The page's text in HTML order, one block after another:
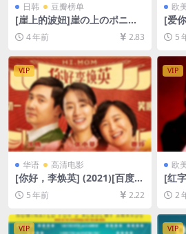
日韩 豆瓣榜单
[崖上的波妞]崖の上のポニョ
(2008)[百度网盘+迅雷云盘资
源1080P超清未删减][MP4/5.
3GB][日语中字]
4 年前 2.83
欧
[爱
B][
5
VIP
华语 高清电影
[你好，李焕英] (2021)[百度云
网盘资源未删减1080P][MP4/
2.3GB][国语中字]
5 年前 2.22
VIP
欧
[红
95)[
超清
放/
幕]
2
VIP VIP